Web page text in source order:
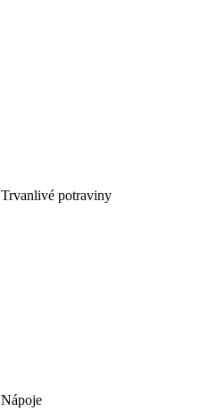
Trvanlivé potraviny
Nápoje